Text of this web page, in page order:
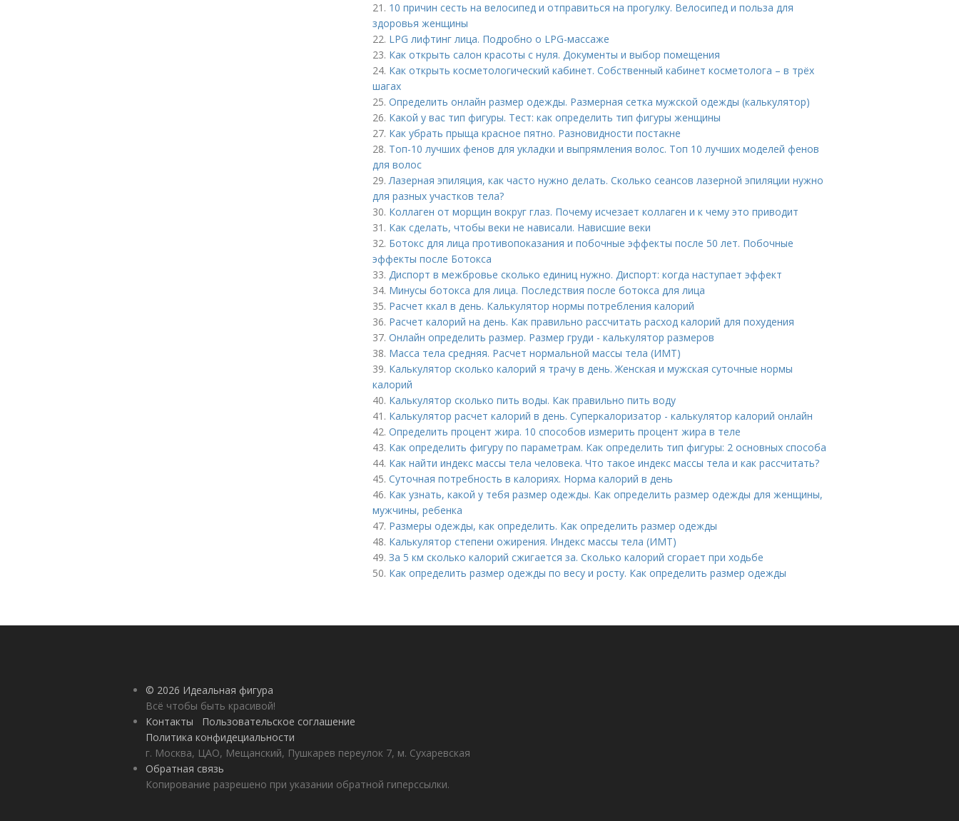
21. 10 причин сесть на велосипед и отправиться на прогулку. Велосипед и польза для
здоровья женщины
22. LPG лифтинг лица. Подробно о LPG-массаже
23. Как открыть салон красоты с нуля. Документы и выбор помещения
24. Как открыть косметологический кабинет. Собственный кабинет косметолога – в трёх
шагах
25. Определить онлайн размер одежды. Размерная сетка мужской одежды (калькулятор)
26. Какой у вас тип фигуры. Тест: как определить тип фигуры женщины
27. Как убрать прыща красное пятно. Разновидности постакне
28. Топ-10 лучших фенов для укладки и выпрямления волос. Топ 10 лучших моделей фенов
для волос
29.Лазерная эпиляция, как часто нужно делать. Сколько сеансов лазерной эпиляции нужно
для разных участков тела?
30. Коллаген от морщин вокруг глаз. Почему исчезает коллаген и к чему это приводит
31. Как сделать, чтобы веки не нависали. Нависшие веки
32. Ботокс для лица противопоказания и побочные эффекты после 50 лет. Побочные
эффекты после Ботокса
33. Диспорт в межбровье сколько единиц нужно. Диспорт: когда наступает эффект
34. Минусы ботокса для лица. Последствия после ботокса для лица
35. Расчет ккал в день. Калькулятор нормы потребления калорий
36. Расчет калорий на день. Как правильно рассчитать расход калорий для похудения
37. Онлайн определить размер. Размер груди - калькулятор размеров
38. Масса тела средняя. Расчет нормальной массы тела (ИМТ)
39. Калькулятор сколько калорий я трачу в день. Женская и мужская суточные нормы
калорий
40. Калькулятор сколько пить воды. Как правильно пить воду
41. Калькулятор расчет калорий в день. Суперкалоризатор - калькулятор калорий онлайн
42. Определить процент жира. 10 способов измерить процент жира в теле
43. Как определить фигуру по параметрам. Как определить тип фигуры: 2 основных способа
44. Как найти индекс массы тела человека. Что такое индекс массы тела и как рассчитать?
45. Суточная потребность в калориях. Норма калорий в день
46. Как узнать, какой у тебя размер одежды. Как определить размер одежды для женщины,
мужчины, ребенка
47. Размеры одежды, как определить. Как определить размер одежды
48. Калькулятор степени ожирения. Индекс массы тела (ИМТ)
49. За 5 км сколько калорий сжигается за. Сколько калорий сгорает при ходьбе
50. Как определить размер одежды по весу и росту. Как определить размер одежды
© 2026 Идеальная фигура
Всё чтобы быть красивой!
Контакты
Пользовательское соглашение
Политика конфидециальности
г. Москва, ЦАО, Мещанский, Пушкарев переулок 7, м. Сухаревская
Обратная связь
Копирование разрешено при указании обратной гиперссылки.